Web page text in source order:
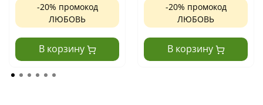
-20% промокод
ЛЮБОВЬ
В корзину
-20% промокод
ЛЮБОВЬ
В корзину